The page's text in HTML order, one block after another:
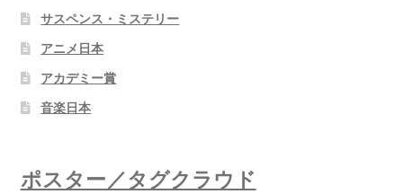
サスペンス・ミステリー
アニメ日本
アカデミー賞
音楽日本
ポスター／タグクラウド